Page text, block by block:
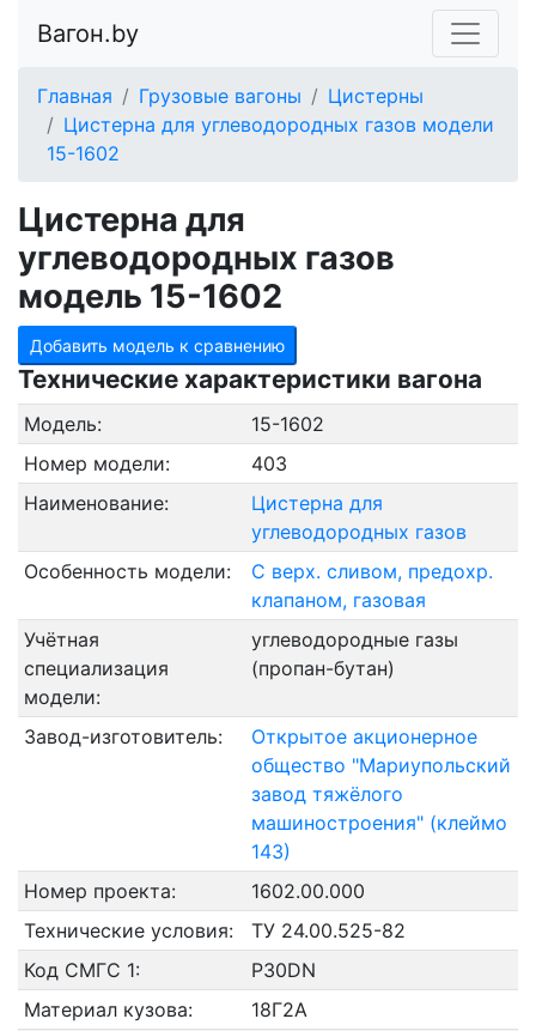
Вагон.by
Главная Грузовые вагоны
Цистерны
Цистерна для углеводородных газов модели
15-1602
Цистерна для
углеводородных газов
модель 15-1602
Добавить модель к сравнению
Технические характеристики вагона
Модель:
15-1602
Номер модели:
403
Наименование:
Цистерна для
углеводородных газов
Особенность модели:
С верх. сливом, предохр.
клапаном, газовая
Учётная
специализация
модели:
углеводородные газы
(пропан-бутан)
Завод-изготовитель:
Открытое акционерное
общество "Мариупольский
завод тяжёлого
машиностроения" (клеймо
143)
Номер проекта:
1602.00.000
Технические условия:
ТУ 24.00.525-82
Код СМГС 1:
P30DN
Материал кузова:
18Г2А